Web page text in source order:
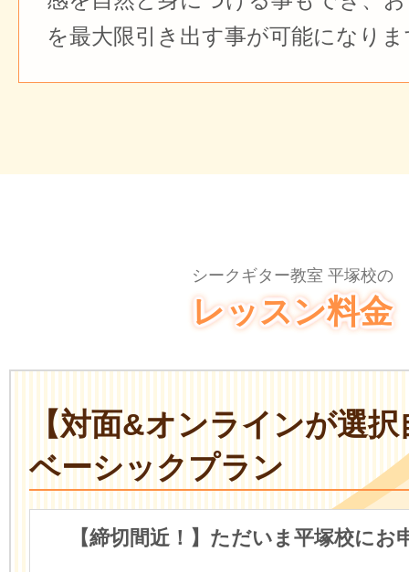
を最大限引き出す事が可能になり
シークギター教室 平塚校の
レッスン料金
【対面&オンラインが選
ベーシックプラン
【締切間近！】ただいま平塚校に